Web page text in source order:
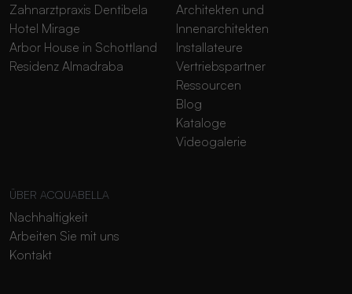
Zahnarztpraxis Dentibela
Hotel Mirage
Arbor House in Schottland
Residenz Almadraba
Architekten und
Innenarchitekten
Installateure
Vertriebspartner
Ressourcen
Blog
Kataloge
Videogalerie
ÜBER ACQUABELLA
Nachhaltigkeit
Arbeiten Sie mit uns
Kontakt